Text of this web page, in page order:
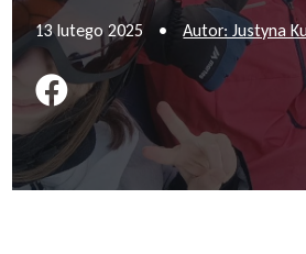
13 lutego 2025 • Autor: Justyna
Podziel się